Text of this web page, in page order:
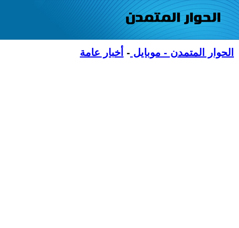
الحوار المتمدن - موبايل - أخبار عامة